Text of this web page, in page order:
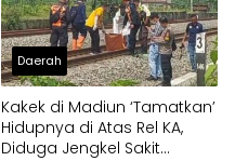
Daerah
Kakek di Madiun ‘Tamatkan’
Hidupnya di Atas Rel KA,
Diduga Jengkel Sakit